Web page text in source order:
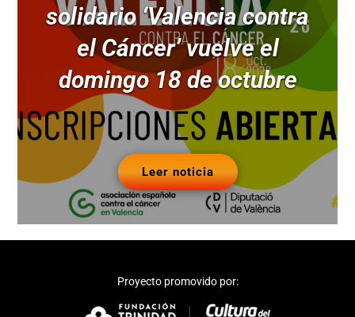
solidario ‘Valencia contra
el Cáncer’ vuelve el
domingo 18 de octubre
Leer noticia
Proyecto promovido por: